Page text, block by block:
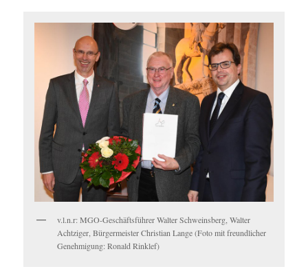
v.l.n.r: MGO-Geschäftsführer Walter Schweinsberg, Walter
Achtziger, Bürgermeister Christian Lange (Foto mit freundlicher
Genehmigung: Ronald Rinklef)